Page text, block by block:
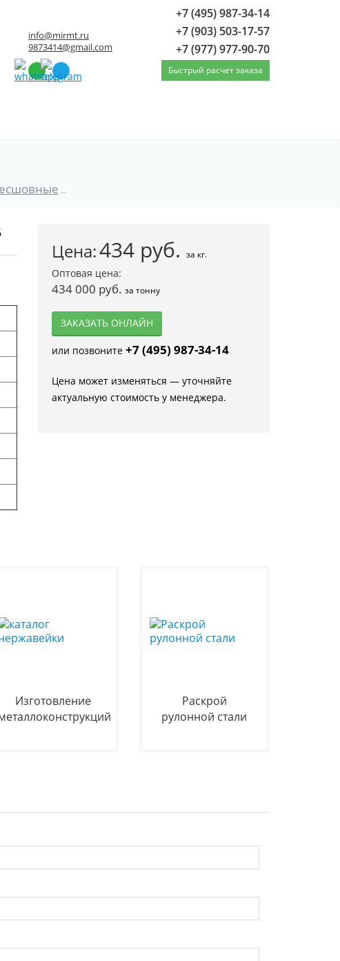
info@mirmt.ru
9873414@gmail.com
+7 (495) 987-34-14
+7 (903) 503-17-57
+7 (977) 977-90-70
Быстрый расчет заказа
Цена:434 руб. за кг.
Оптовая цена:
434 000 руб.за тонну
ЗАКАЗАТЬ ОНЛАЙН
или позвоните +7 (495) 987-34-14
Цена может изменяться — уточняйте
актуальную стоимость у менеджера.
Изготовление
Раскрой
рулонной стали